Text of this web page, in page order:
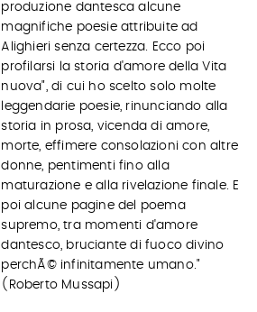
produzione dantesca alcune
magnifiche poesie attribuite ad
Alighieri senza certezza. Ecco poi
profilarsi la storia d'amore della Vita
nuova", di cui ho scelto solo molte
leggendarie poesie, rinunciando alla
storia in prosa, vicenda di amore,
morte, effimere consolazioni con altre
donne, pentimenti fino alla
maturazione e alla rivelazione finale. E
poi alcune pagine del poema
supremo, tra momenti d'amore
dantesco, bruciante di fuoco divino
perchÃ© infinitamente umano."
(Roberto Mussapi)